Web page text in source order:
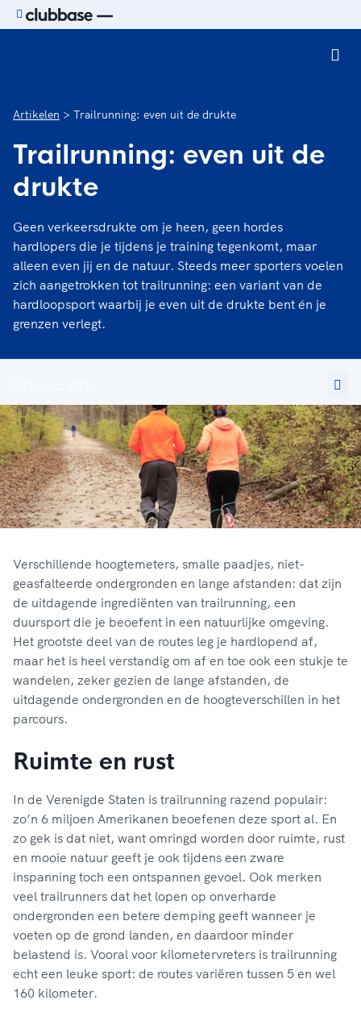
Artikelen Trailrunning: even uit de drukte
Trailrunning: even uit de
drukte
Geen verkeersdrukte om je heen, geen hordes
hardlopers die je tijdens je training tegenkomt, maar
alleen even jij en de natuur. Steeds meer sporters voelen
zich aangetrokken tot trailrunning: een variant van de
hardloopsport waarbij je even uit de drukte bent én je
grenzen verlegt.
Verschillende hoogtemeters, smalle paadjes, niet-
geasfalteerde ondergronden en lange afstanden: dat zijn
de uitdagende ingrediënten van trailrunning, een
duursport die je beoefent in een natuurlijke omgeving.
Het grootste deel van de routes leg je hardlopend af,
maar het is heel verstandig om af en toe ook een stukje te
wandelen, zeker gezien de lange afstanden, de
uitdagende ondergronden en de hoogteverschillen in het
parcours.
Ruimte en rust
In de Verenigde Staten is trailrunning razend populair:
zo’n 6 miljoen Amerikanen beoefenen deze sport al. En
zo gek is dat niet, want omringd worden door ruimte, rust
en mooie natuur geeft je ook tijdens een zware
inspanning toch een ontspannen gevoel. Ook merken
veel trailrunners dat het lopen op onverharde
ondergronden een betere demping geeft wanneer je
voeten op de grond landen, en daardoor minder
belastend is. Vooral voor kilometervreters is trailrunning
echt een leuke sport: de routes variëren tussen 5 en wel
160 kilometer.